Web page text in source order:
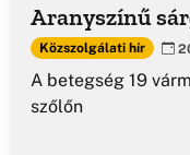
Aranyszínű
Közszolgálati hír
A betegség 19
szőlőn